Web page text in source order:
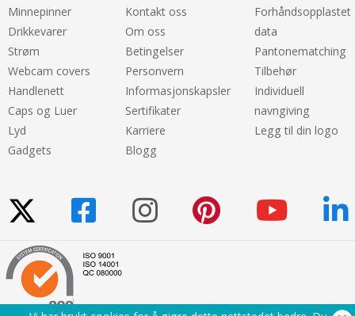
Minnepinner
Drikkevarer
Strøm
Webcam covers
Handlenett
Caps og Luer
Lyd
Gadgets
Kontakt oss
Om oss
Betingelser
Personvern
Informasjonskapsler
Sertifikater
Karriere
Blogg
Forhåndsopplastet
data
Pantonematching
Tilbehør
Individuell
navngiving
Legg til din logo